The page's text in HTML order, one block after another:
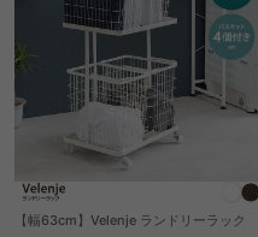
【幅63cm】Velenje ランドリーラック